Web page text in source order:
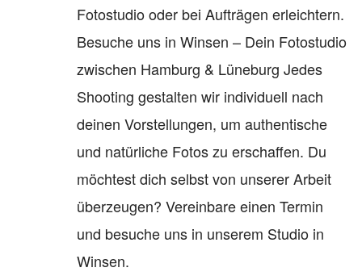
Fotostudio oder bei Aufträgen erleichtern.
Besuche uns in Winsen – Dein Fotostudio
zwischen Hamburg & Lüneburg Jedes
Shooting gestalten wir individuell nach
deinen Vorstellungen, um authentische
und natürliche Fotos zu erschaffen. Du
möchtest dich selbst von unserer Arbeit
überzeugen? Vereinbare einen Termin
und besuche uns in unserem Studio in
Winsen.